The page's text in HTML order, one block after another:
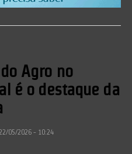
Agro no
é o destaque da
22/05/2026 - 10:24